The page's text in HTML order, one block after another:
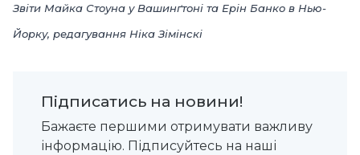
Звіти Майка Стоуна у Вашинґтоні та Ерін Банко в Нью-
Йорку, редагування Ніка Зімінскі
Підписатись на новини!
Бажаєте першими отримувати важливу
інформацію. Підписуйтесь на наші